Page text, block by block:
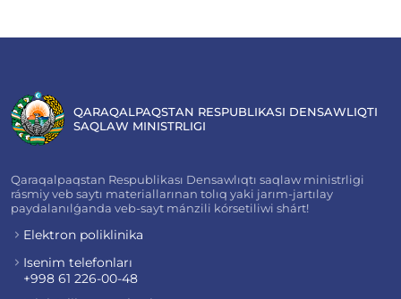
QARAQALPAQSTAN RESPUBLIKASI DENSAWLIQTI
SAQLAW MINISTRLIGI
Qaraqalpaqstan Respublikası Densawlıqtı saqlaw ministrligi
rásmiy veb saytı materiallarınan tolıq yaki jarım-jartılay
paydalanılǵanda veb-sayt mánzili kórsetiliwi shárt!
Elektron poliklinika
Isenim telefonları
+998 61 226-00-48